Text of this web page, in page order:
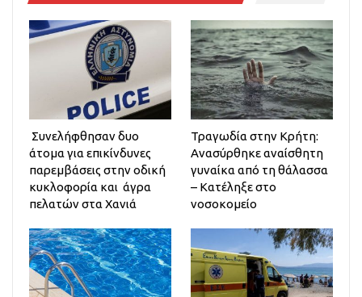
Συνελήφθησαν δυο
άτομα για επικίνδυνες
παρεμβάσεις στην οδική
κυκλοφορία και άγρα
πελατών στα Χανιά
Τραγωδία στην Κρήτη:
Ανασύρθηκε αναίσθητη
γυναίκα από τη θάλασσα
– Κατέληξε στο
νοσοκομείο